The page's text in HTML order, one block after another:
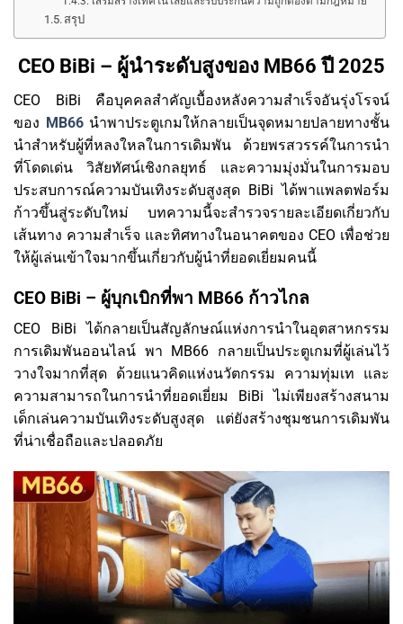
สรุป
CEO BiBi – ผู้นำระดับสูงของ MB66 ปี 2025
CEO BiBi คือบุคคลสำคัญเบื้องหลังความสำเร็จอันรุ่งโรจน์
ของ MB66นำพาประตูเกมให้กลายเป็นจุดหมายปลายทางชั้น
นำสำหรับผู้ที่หลงใหลในการเดิมพัน ด้วยพรสวรรค์ในการนำ
ที่โดดเด่น วิสัยทัศน์เชิงกลยุทธ์ และความมุ่งมั่นในการมอบ
ประสบการณ์ความบันเทิงระดับสูงสุด BiBi ได้พาแพลตฟอร์ม
ก้าวขึ้นสู่ระดับใหม่ บทความนี้จะสำรวจรายละเอียดเกี่ยวกับ
เส้นทาง ความสำเร็จ และทิศทางในอนาคตของ CEO เพื่อช่วย
ให้ผู้เล่นเข้าใจมากขึ้นเกี่ยวกับผู้นำที่ยอดเยี่ยมคนนี้
CEO BiBi – ผู้บุกเบิกที่พา MB66 ก้าวไกล
CEO BiBi ได้กลายเป็นสัญลักษณ์แห่งการนำในอุตสาหกรรม
การเดิมพันออนไลน์ พา MB66 กลายเป็นประตูเกมที่ผู้เล่นไว้
วางใจมากที่สุด ด้วยแนวคิดแห่งนวัตกรรม ความทุ่มเท และ
ความสามารถในการนำที่ยอดเยี่ยม BiBi ไม่เพียงสร้างสนาม
เด็กเล่นความบันเทิงระดับสูงสุด แต่ยังสร้างชุมชนการเดิมพัน
ที่น่าเชื่อถือและปลอดภัย